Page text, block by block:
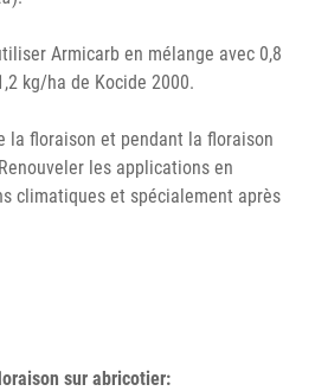
Armicarb en mélange avec 0,8
kg/ha de Kocide 2000.
la floraison et pendant la floraison
les applications en
climatiques et spécialement après
sur abricotier: